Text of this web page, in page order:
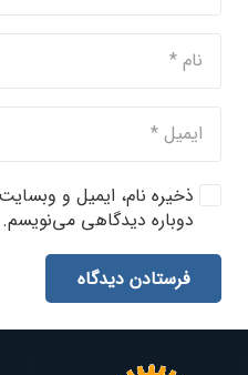
ذخیره نام، ایمیل و
دوباره دیدگاهی می‌نویسم.
فرستادن دیدگاه